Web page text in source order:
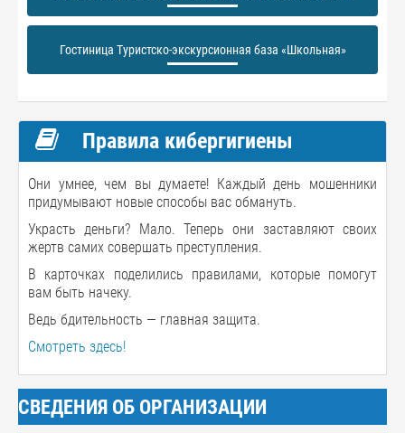
Гостиница Туристско-экскурсионная база «Школьная»
Правила кибергигиены
Они умнее, чем вы думаете! Каждый день мошенники
придумывают новые способы вас обмануть.
Украсть деньги? Мало. Теперь они заставляют своих
жертв самих совершать преступления.
В карточках поделились правилами, которые помогут
вам быть начеку.
Ведь бдительность — главная защита.
Смотреть здесь!
СВЕДЕНИЯ ОБ ОРГАНИЗАЦИИ